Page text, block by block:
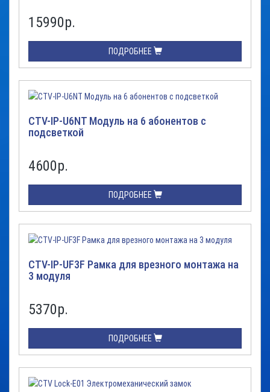
15990р.
ПОДРОБНЕЕ
CTV-IP-U6NT Модуль на 6 абонентов с
подсветкой
4600р.
ПОДРОБНЕЕ
CTV-IP-UF3F Рамка для врезного монтажа на
3 модуля
5370р.
ПОДРОБНЕЕ